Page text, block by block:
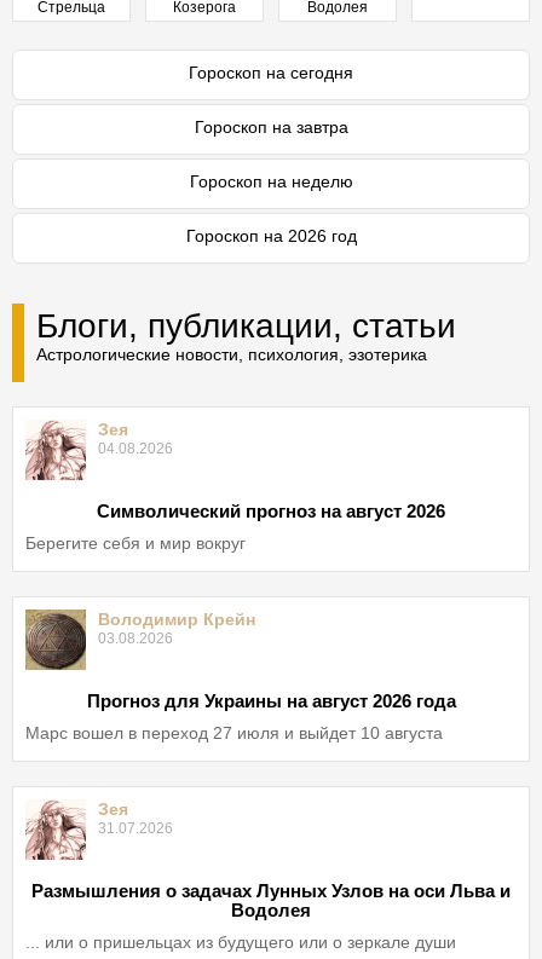
Стрельца
Козерога
Водолея
Гороскоп на сегодня
Гороскоп на завтра
Гороскоп на неделю
Гороскоп на 2026 год
Блоги, публикации, статьи
Астрологические новости, психология, эзотерика
Зея
04.08.2026
Символический прогноз на август 2026
Берегите себя и мир вокруг
Володимир Крейн
03.08.2026
Прогноз для Украины на август 2026 года
Марс вошел в переход 27 июля и выйдет 10 августа
Зея
31.07.2026
Размышления о задачах Лунных Узлов на оси Льва и
Водолея
... или о пришельцах из будущего или о зеркале души